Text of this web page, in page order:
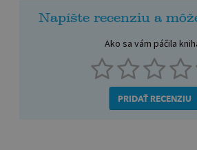
Napíšte recenziu a
Ako sa vám páčila
PRIDAŤ RECENZIU